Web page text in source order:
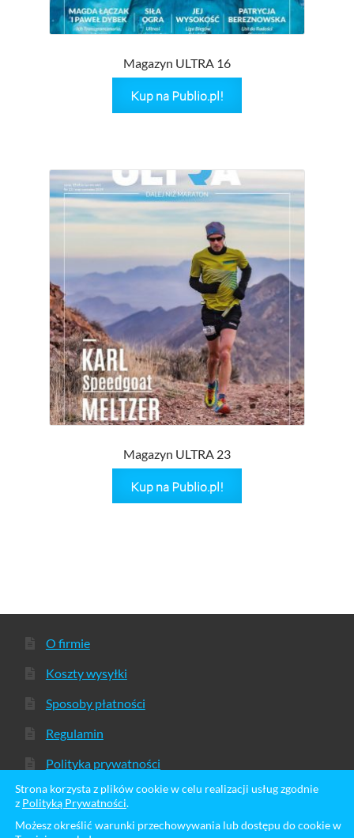
Magazyn ULTRA 16
Kup na Publio.pl!
Magazyn ULTRA 23
Kup na Publio.pl!
O firmie
Koszty wysyłki
Sposoby płatności
Regulamin
Polityka prywatności
© Sklep Kingrunner 2026
Strona korzysta z plików cookie w celu realizacji usług zgodnie
z Polityką Prywatności.
Możesz określić warunki przechowywania lub dostępu do cookie w